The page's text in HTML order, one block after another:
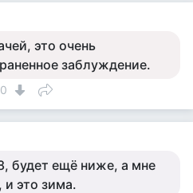
это очень
заблуждение.
0
будет ещё ниже, а мне
и это зима.